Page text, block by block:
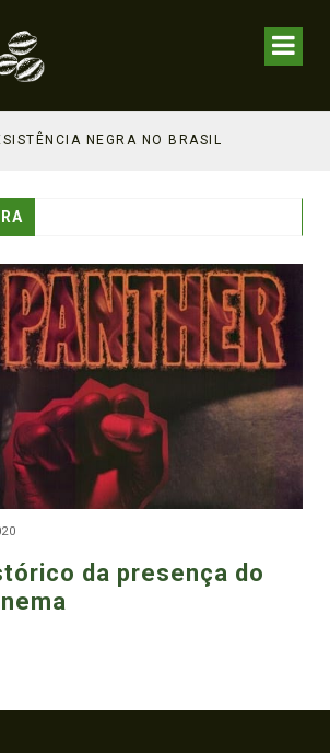
NEGRA NO BRASIL
da presença do